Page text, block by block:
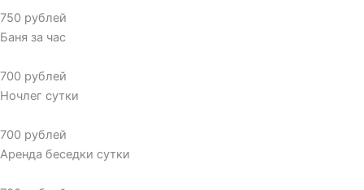
750 рублей
Баня за час
700 рублей
Ночлег сутки
700 рублей
Аренда беседки сутки